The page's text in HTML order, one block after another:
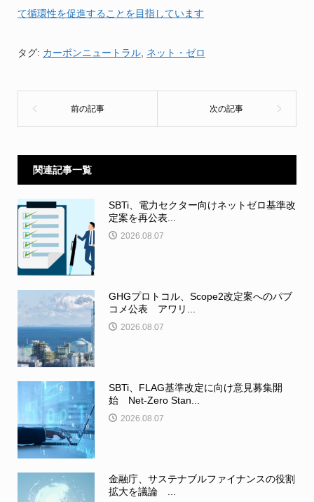
て循環性を促進することを目指しています
タグ: カーボンニュートラル, ネット・ゼロ
関連記事一覧
SBTi、電力セクター向けネットゼロ基準改
定案を再公表...
2026.08.07
GHGプロトコル、Scope2改定案へのパブ
コメ公表 アワリ...
2026.08.07
SBTi、FLAG基準改定に向け意見募集開
始 Net-Zero Stan...
2026.08.07
金融庁、サステナブルファイナンスの役割
拡大を議論 ...